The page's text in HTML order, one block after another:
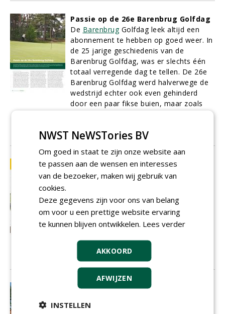
Passie op de 26e Barenbrug Golfdag
De BarenbrugGolfdag leek altijd een
abonnement te hebben op goed weer. In
de 25 jarige geschiedenis van de
Barenbrug Golfdag, was er slechts één
totaal verregende dag te tellen. De 26e
Barenbrug Golfdag werd halverwege de
wedstrijd echter ook even gehinderd
door een paar fikse buien, maar zoals
01-06-2014
13 sec
Gemalen kip
Er zijn een paar dingen die je moet
heel gevoelig liggen. Het gaat namelijk
over jouw golfbaan, dat kleine stukje
Nederland dat je zo goed mogelijk
probeert te onderhouden, waar je elke
dag je best voor doet om het zo mooi
en glad en groen mogelijk te houden.
01-06-2014
11 sec
Ecologisch Duits paradepaardje
Manager Tim Schrader toont zich zeer
NWST NeWSTories BV
Om goed in staat te zijn onze website aan
te passen aan de wensen en interesses
van de bezoeker, maken wij gebruik van
cookies.
Deze gegevens zijn voor ons van belang
om voor u een prettige website ervaring
te kunnen blijven ontwikkelen. Lees verder
AKKOORD
AFWIJZEN
INSTELLEN